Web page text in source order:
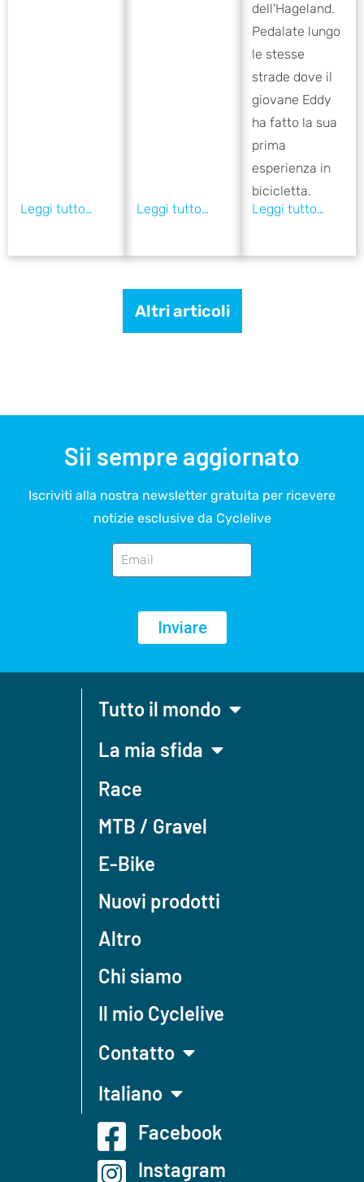
dell'Hageland.
Pedalate lungo
le stesse
strade dove il
giovane Eddy
ha fatto la sua
prima
esperienza in
bicicletta.
Altri articoli
Sii sempre aggiornato
Iscriviti alla nostra newsletter gratuita per ricevere
notizie esclusive da Cyclelive
Inviare
Tutto il mondo
La mia sfida
Race
MTB / Gravel
E-Bike
Nuovi prodotti
Altro
Chi siamo
Il mio Cyclelive
Contatto
Italiano
Facebook
Instagram